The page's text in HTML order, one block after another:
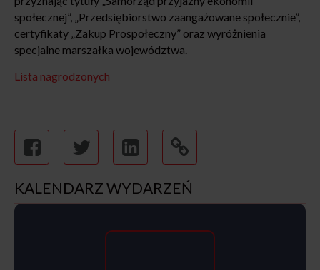
społecznej”, „Przedsiębiorstwo zaangażowane społecznie”,
certyfikaty „Zakup Prospołeczny” oraz wyróżnienia
specjalne marszałka województwa.
Lista nagrodzonych
KALENDARZ WYDARZEŃ